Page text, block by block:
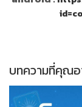
บทความที่คุณอ